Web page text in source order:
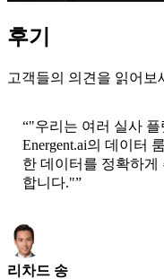
후기
고객들의 의견을 읽어보
“"우리는 여러 실사
Energent.ai의 데이터
한 데이터를 정확하게
합니다."”
리차드 송